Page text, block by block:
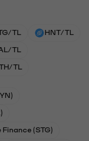
TL HNT/TL
TL
TL
(STG)